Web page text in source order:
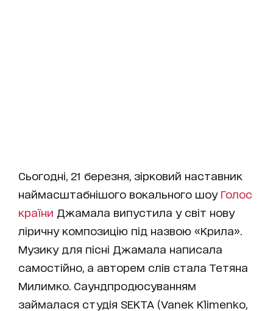
Сьогодні, 21 березня, зірковий наставник
наймасштабнішого вокального шоу Голос
країни Джамала випустила у світ нову
ліричну композицію під назвою «Крила».
Музику для пісні Джамала написала
самостійно, а авторем слів стала Тетяна
Милимко. Саундпродюсуванням
займалася студія SEKTA (Vanek Klimenko,